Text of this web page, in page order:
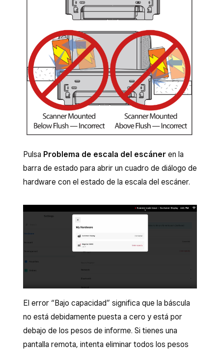
Pulsa Problema de escala del escáner en la
barra de estado para abrir un cuadro de diálogo de
hardware con el estado de la escala del escáner.
El error “Bajo capacidad” significa que la báscula
no está debidamente puesta a cero y está por
debajo de los pesos de informe. Si tienes una
pantalla remota, intenta eliminar todos los pesos